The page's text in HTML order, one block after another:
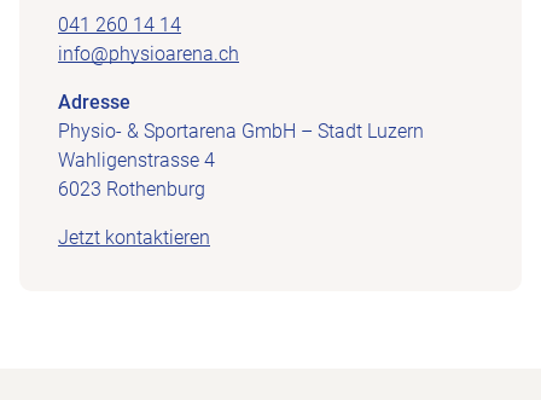
041 260 14 14
info@physioarena.ch
Adresse
Physio- & Sportarena GmbH – Stadt Luzern
Wahligenstrasse 4
6023 Rothenburg
Jetzt kontaktieren